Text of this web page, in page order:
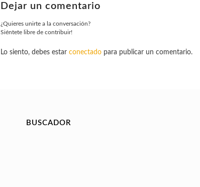
Dejar un comentario
¿Quieres unirte a la conversación?
Siéntete libre de contribuir!
Lo siento, debes estar conectadopara publicar un comentario.
BUSCADOR